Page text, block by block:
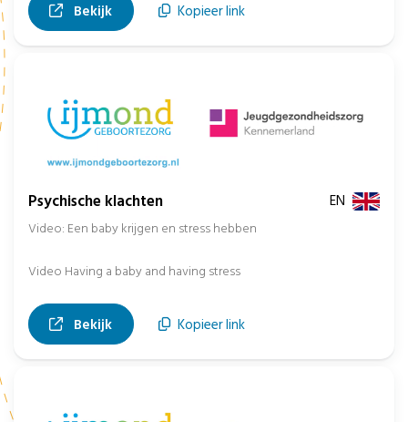
Bekijk, opent in nieuw tabblad
Kopieer link
Psychische klachten EN
Video: Een baby krijgen en stress hebben
Video Having a baby and having stress
Bekijk, opent in nieuw tabblad
Kopieer link